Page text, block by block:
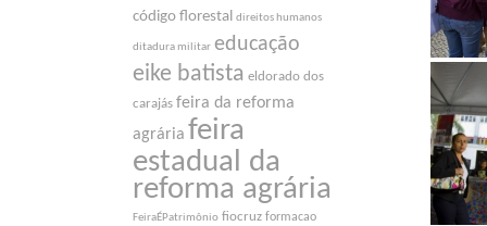
código florestal direitos humanos
ditadura militar educação
eike batista eldorado dos
carajás feira da reforma
agrária feira
estadual da
reforma agrária
FeiraÉPatrimônio fiocruz formacao